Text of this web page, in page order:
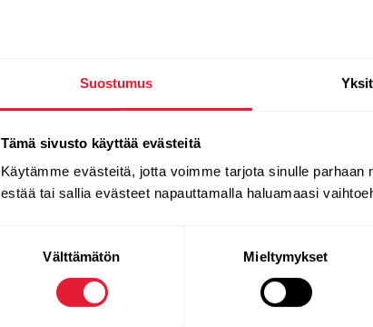
Suostumus
Tämä sivusto käyttää evästeitä
Käytämme evästeitä, jotta voimme tarjota sinulle
estää tai sallia evästeet napauttamalla haluamaasi
Välttämätön Mieltymykset